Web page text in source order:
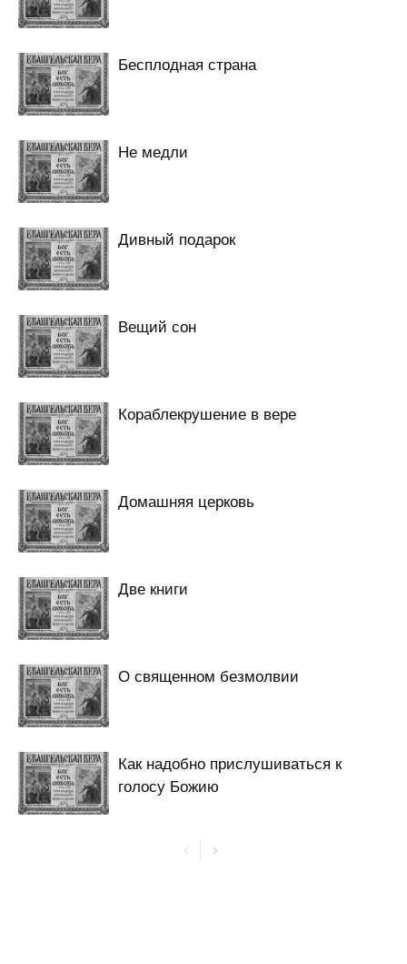
Бесплодная страна
Не медли
Дивный подарок
Вещий сон
Кораблекрушение в вере
Домашняя церковь
Две книги
О священном безмолвии
Как надобно прислушиваться к
голосу Божию